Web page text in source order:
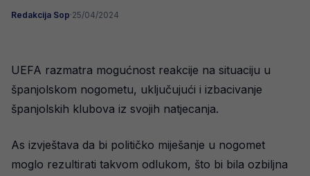
Redakcija Sop·25/04/2024
UEFA razmatra mogućnost reakcije na situaciju u
španjolskom nogometu, uključujući i izbacivanje
španjolskih klubova iz svojih natjecanja.
As izvještava da bi političko miješanje u nogomet
moglo rezultirati takvom odlukom, što bi bila ozbiljna